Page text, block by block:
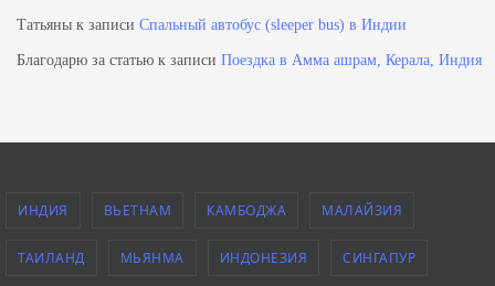
Татьяны к записи Спальный автобус (sleeper bus) в Индии
Благодарю за статью к записи Поездка в Амма ашрам, Керала, Индия
ИНДИЯ ВЬЕТНАМ КАМБОДЖА МАЛАЙЗИЯ
ТАИЛАНД МЬЯНМА ИНДОНЕЗИЯ СИНГАПУР